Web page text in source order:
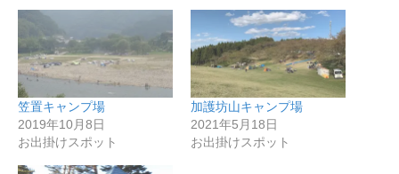
笠置キャンプ場
2019年10月8日
お出掛けスポット
加護坊山キャンプ場
2021年5月18日
お出掛けスポット